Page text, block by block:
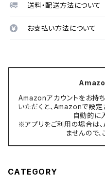
送料・配送方法について
お支払い方法について
Amazonアカウントをお持
いただくと、Amazonで設
自動的に
※アプリをご利用の場合は
ませんので、
CATEGORY